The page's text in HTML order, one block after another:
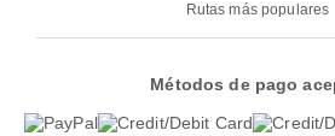
Rutas más populares
Métodos de pago